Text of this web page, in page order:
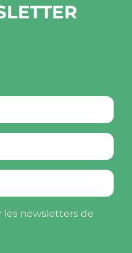
les newsletters de